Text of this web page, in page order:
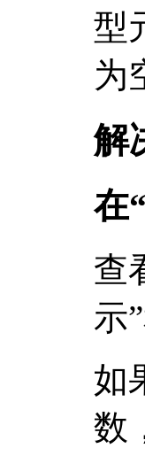
型
为
解
在
查
示
如
数